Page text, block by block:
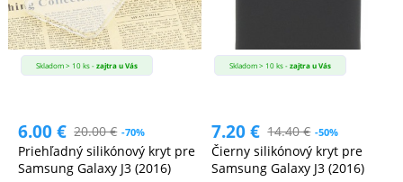
Skladom > 10 ks -zajtra u Vás
6.00€ 20.00€ -70%
Priehľadný silikónový kryt pre
Samsung Galaxy J3 (2016)
Skladom > 10 ks -zajtra u Vás
7.20€ 14.40€ -50%
Čierny silikónový kryt pre
Samsung Galaxy J3 (2016)